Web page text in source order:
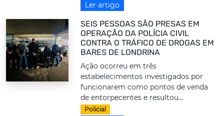
Ler artigo
SEIS PESSOAS SÃO PRESAS EM
OPERAÇÃO DA POLÍCIA CIVIL
CONTRA O TRÁFICO DE DROGAS EM
BARES DE LONDRINA
Ação ocorreu em três
estabelecimentos investigados por
funcionarem como pontos de venda
de entorpecentes e resultou...
Policial